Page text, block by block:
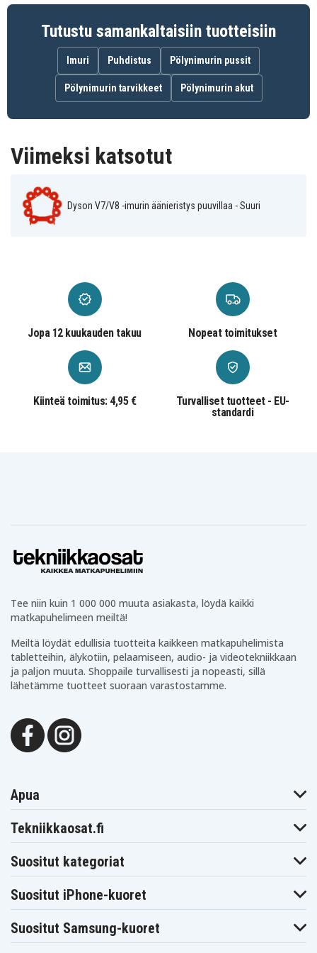
Tuotenro TBD0606065502
Tuotetyyppi Dammsugartillbehör
Röd
Tutustu samankaltaisiin tuotteisiin
Imuri Puhdistus Pölynimurin pussit
Pölynimurin tarvikkeet Pölynimurin akut
Viimeksi katsotut
Dyson V7/V8 -imurin äänieristys puuvillaa - Suuri
Jopa 12 kuukauden takuu Nopeat toimitukset
Kiinteä toimitus: 4,95 €
Turvalliset tuotteet - EU-
standardi
Tee niin kuin 1 000 000 muuta asiakasta, löydä kaikki
matkapuhelimeen meiltä!
Meiltä löydät edullisia tuotteita kaikkeen matkapuhelimista
tabletteihin, älykotiin, pelaamiseen, audio- ja videotekniikkaan
ja paljon muuta. Shoppaile turvallisesti ja nopeasti, sillä
lähetämme tuotteet suoraan varastostamme.
Apua
Tekniikkaosat.fi
Suositut kategoriat
Suositut iPhone-kuoret
Suositut Samsung-kuoret